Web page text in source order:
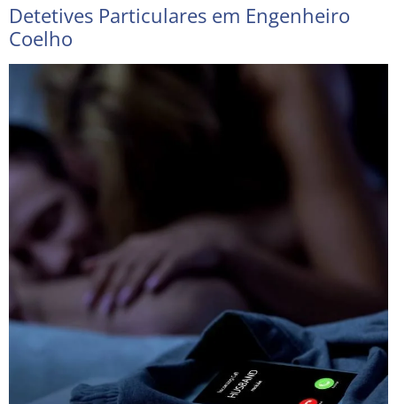
Detetives Particulares em Engenheiro
Coelho